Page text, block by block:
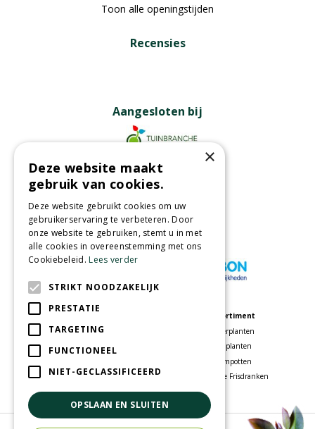
Toon alle openingstijden
Recensies
Aangesloten bij
Partners
Wij accepteren
Tuincentrum
Speelparadijs
Woonwinkel
Assortiment
Kamerplanten
Tuinplanten
Bloempotten
Voordelige Frisdranken
×
Deze website maakt
gebruik van cookies.
Deze website gebruikt cookies om uw
gebruikerservaring te verbeteren. Door
onze website te gebruiken, stemt u in met
alle cookies in overeenstemming met ons
Cookiebeleid.Lees verder
STRIKT NOODZAKELIJK
PRESTATIE
TARGETING
FUNCTIONEEL
NIET-GECLASSIFICEERD
OPSLAAN EN SLUITEN